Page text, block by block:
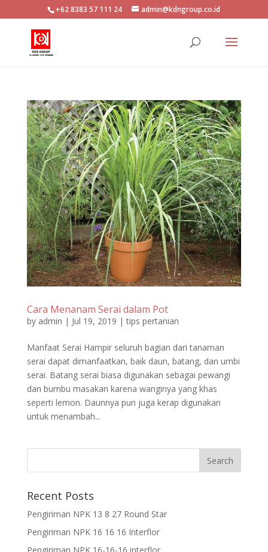
+62 8383 57 111 24 admin@kdngroup.co.id
Cara Menanam Serai dalam Pot
by admin | Jul 19, 2019 |tips pertanian
Manfaat Serai Hampir seluruh bagian dari tanaman
serai dapat dimanfaatkan, baik daun, batang, dan umbi
serai. Batang serai biasa digunakan sebagai pewangi
dan bumbu masakan karena wanginya yang khas
seperti lemon. Daunnya pun juga kerap digunakan
untuk menambah...
Recent Posts
Pengiriman NPK 13 8 27 Round Star
Pengiriman NPK 16 16 16 Interflor